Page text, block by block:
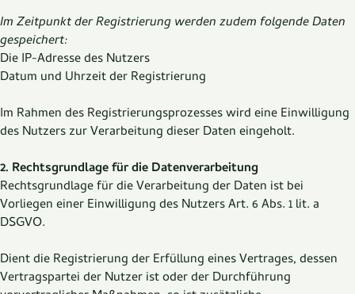
Im Zeitpunkt der Registrierung werden zudem folgende Daten
gespeichert:
Die IP-Adresse des Nutzers
Datum und Uhrzeit der Registrierung
Im Rahmen des Registrierungsprozesses wird eine Einwilligung
des Nutzers zur Verarbeitung dieser Daten eingeholt.
2. Rechtsgrundlage für die Datenverarbeitung
Rechtsgrundlage für die Verarbeitung der Daten ist bei
Vorliegen einer Einwilligung des Nutzers Art. 6 Abs. 1 lit. a
DSGVO.
Dient die Registrierung der Erfüllung eines Vertrages, dessen
Vertragspartei der Nutzer ist oder der Durchführung